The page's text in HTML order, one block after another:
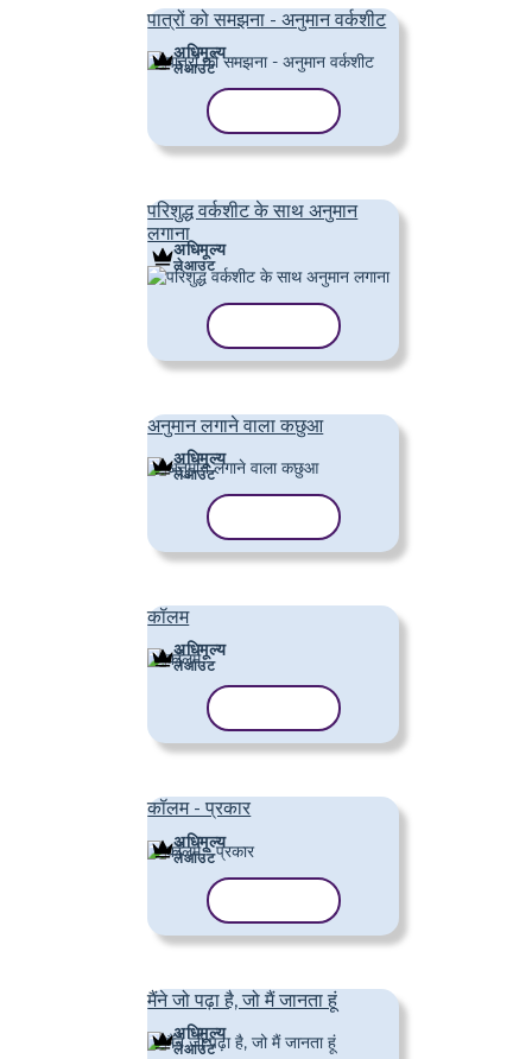
पात्रों को समझना - अनुमान वर्कशीट
अधिमूल्य
लेआउट
परिशुद्ध वर्कशीट के साथ अनुमान
लगाना
अधिमूल्य
लेआउट
अनुमान लगाने वाला कछुआ
अधिमूल्य
लेआउट
कॉलम
अधिमूल्य
लेआउट
कॉलम - प्रकार
अधिमूल्य
लेआउट
मैंने जो पढ़ा है, जो मैं जानता हूं
अधिमूल्य
लेआउट